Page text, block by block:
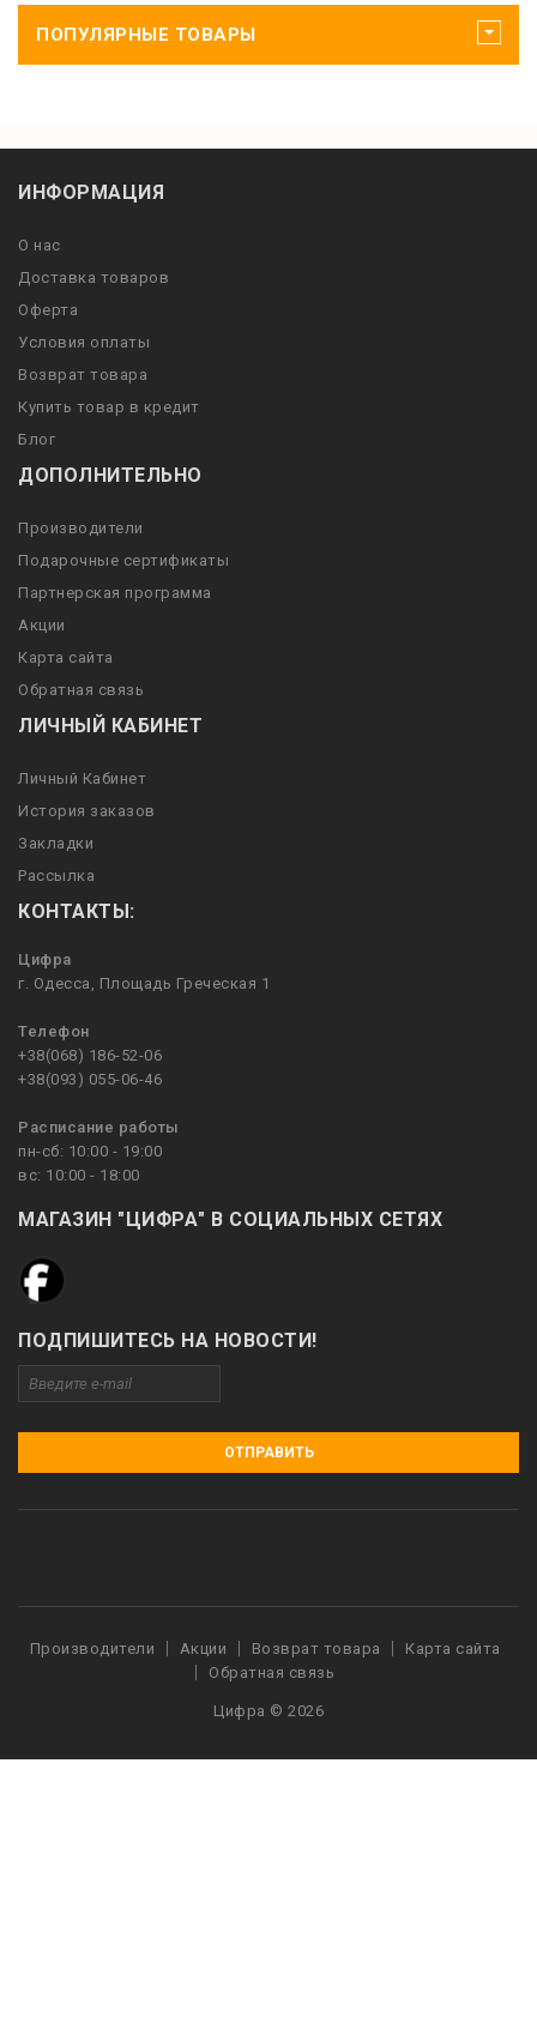
ПОПУЛЯРНЫЕ ТОВАРЫ
ИНФОРМАЦИЯ
О нас
Доставка товаров
Оферта
Условия оплаты
Возврат товара
Купить товар в кредит
Блог
ДОПОЛНИТЕЛЬНО
Производители
Подарочные сертификаты
Партнерская программа
Акции
Карта сайта
Обратная связь
ЛИЧНЫЙ КАБИНЕТ
Личный Кабинет
История заказов
Закладки
Рассылка
КОНТАКТЫ:
Цифра
г. Одесса, Площадь Греческая 1
Телефон
+38(068) 186-52-06
+38(093) 055-06-46
Расписание работы
пн-сб: 10:00 - 19:00
вс: 10:00 - 18:00
МАГАЗИН "ЦИФРА" В СОЦИАЛЬНЫХ СЕТЯХ
ПОДПИШИТЕСЬ НА НОВОСТИ!
ОТПРАВИТЬ
Производители Акции Возврат товара
Карта сайта
Обратная связь
Цифра © 2026